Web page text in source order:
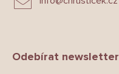
Odebírat newsletter